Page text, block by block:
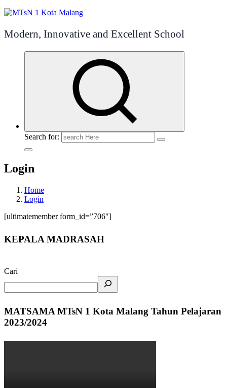
Modern, Innovative and Excellent School
Search for:
Login
Home
Login
[ultimatemember form_id=”706″]
KEPALA MADRASAH
Cari
MATSAMA MTsN 1 Kota Malang Tahun Pelajaran
2023/2024